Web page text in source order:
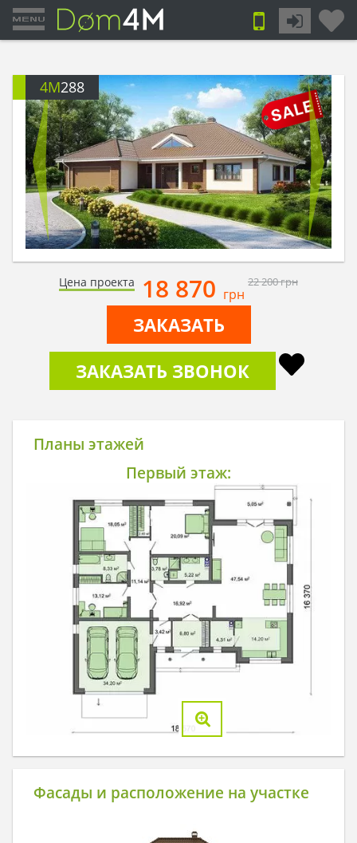
4M288
Цена проекта 18 870 грн
22 200грн
ЗАКАЗАТЬ
ЗАКАЗАТЬ ЗВОНОК
Планы этажей
Первый этаж:
Фасады и расположение на участке